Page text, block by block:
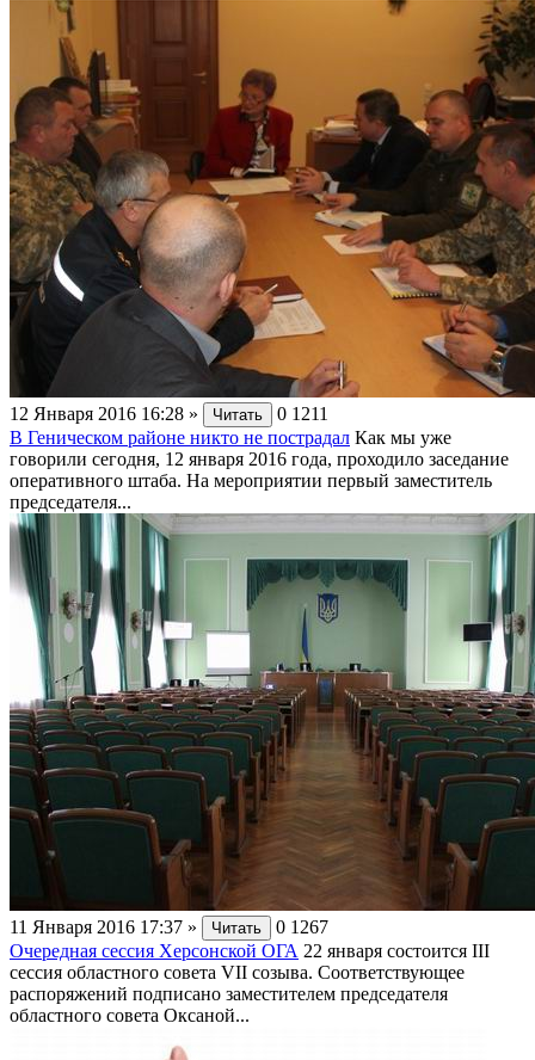
12 Января 2016 16:28 » Читать 0 1211
В Геническом районе никто не пострадал Как мы уже
говорили сегодня, 12 января 2016 года, проходило заседание
оперативного штаба. На мероприятии первый заместитель
председателя...
11 Января 2016 17:37 » Читать 0 1267
Очередная сессия Херсонской ОГА 22 января состоится III
сессия областного совета VII созыва. Соответствующее
распоряжений подписано заместителем председателя
областного совета Оксаной...